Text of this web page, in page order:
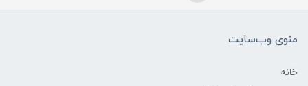
منوی وب‌سایت
خانه